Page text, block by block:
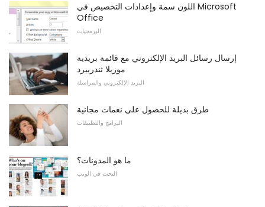
اللون سمة وإعدادات التخصيص في Microsoft
Office
البرمجيات
إرسال رسائل البريد الإلكتروني مع قائمة بريدية
موزيلا ثندربيرد
البريد الإلكتروني والمراسلة
طرق بديلة للحصول على نغمات مجانية
البرامج والتطبيقات
ما هو المدونات؟
البحث في الويب